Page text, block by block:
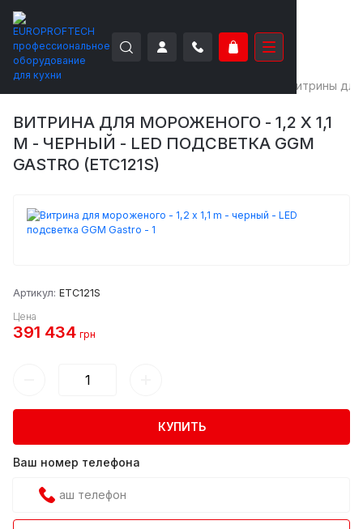
EUROPROFTECH Витрины
ВИТРИНА ДЛЯ МОРОЖЕНОГО - 1,2 X 1,1
M - ЧЕРНЫЙ - LED ПОДСВЕТКА GGM
GASTRO (ETC121S)
Артикул: ETC121S
Цена
391 434 грн
КУПИТЬ
Ваш номер телефона